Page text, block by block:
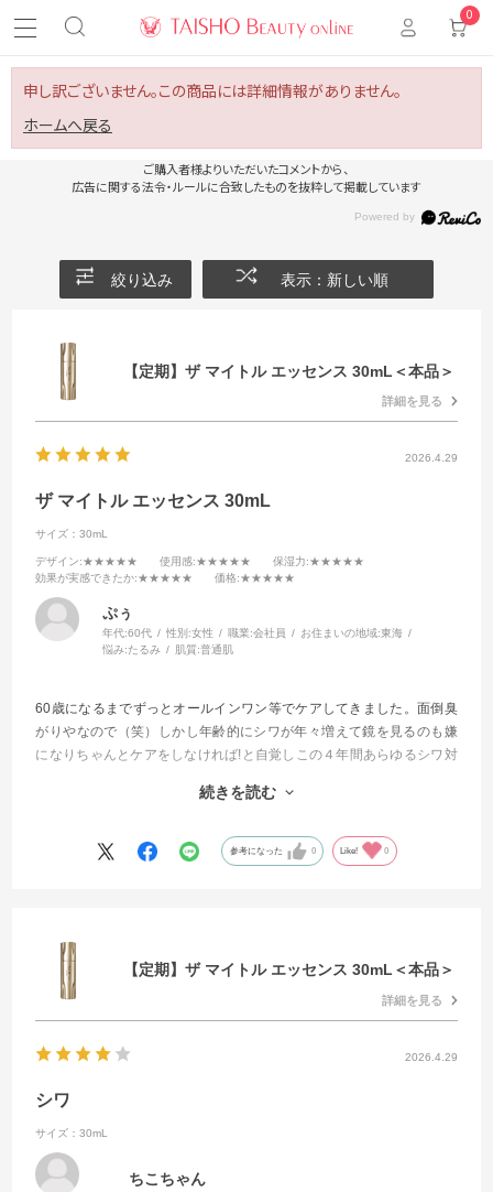
0
申し訳ございません。この商品には詳細情報がありません。
ホームへ戻る
ご購入者様よりいただいたコメントから、
広告に関する法令・ルールに合致したものを抜粋して掲載しています
絞り込み 表示：新しい順
【定期】ザ マイトル エッセンス 30mL＜本品＞
詳細を見る
2026.4.29
ザ マイトル エッセンス 30mL
サイズ：30mL
デザイン:★★★★★ 使用感:★★★★★ 保湿力:★★★★★
効果が実感できたか:★★★★★ 価格:★★★★★
ぷぅ
年代:60代 性別:女性 職業:会社員 お住まいの地域:東海
悩み:たるみ 肌質:普通肌
60歳になるまでずっとオールインワン等でケアしてきました。面倒臭
がりやなので（笑）しかし年齢的にシワが年々増えて鏡を見るのも嫌
になりちゃんとケアをしなければ!と自覚しこの４年間あらゆるシワ対
今回もそんな感じで試してみました。
もう他を試したりする事が無くなりました。
これからはずっと使い続けて行きます
続きを読む
参考になった 0 Like! 0
【定期】ザ マイトル エッセンス 30mL＜本品＞
詳細を見る
2026.4.29
シワ
サイズ：30mL
ちこちゃん